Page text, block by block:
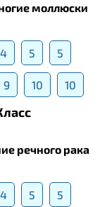
моллюски
4 5 5
9 10 10
речного рака
4 5 5